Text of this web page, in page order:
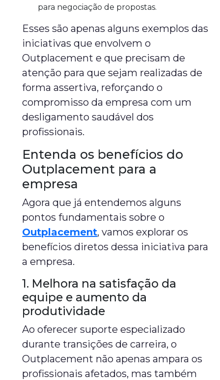
para negociação de propostas.
Esses são apenas alguns exemplos das
iniciativas que envolvem o
Outplacement e que precisam de
atenção para que sejam realizadas de
forma assertiva, reforçando o
compromisso da empresa com um
desligamento saudável dos
profissionais.
Entenda os benefícios do
Outplacement para a
empresa
Agora que já entendemos alguns
pontos fundamentais sobre o
Outplacement, vamos explorar os
benefícios diretos dessa iniciativa para
a empresa.
1. Melhora na satisfação da
equipe e aumento da
produtividade
Ao oferecer suporte especializado
durante transições de carreira, o
Outplacement não apenas ampara os
profissionais afetados, mas também